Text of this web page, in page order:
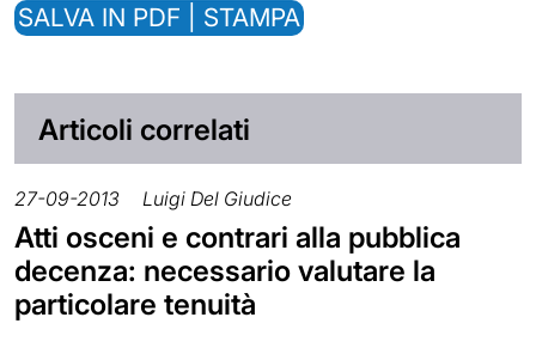
SALVA IN PDF | STAMPA
Articoli correlati
27-09-2013 Luigi Del Giudice
Atti osceni e contrari alla pubblica
decenza: necessario valutare la
particolare tenuità